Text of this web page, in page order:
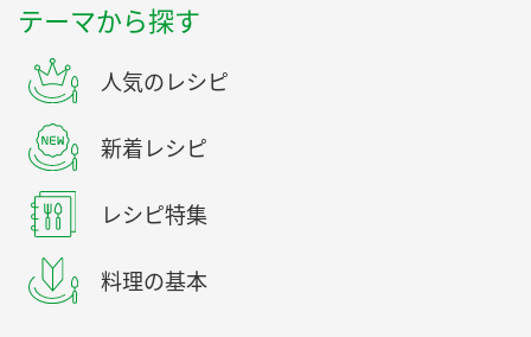
テーマから探す
人気のレシピ
新着レシピ
レシピ特集
料理の基本